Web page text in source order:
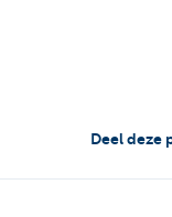
Deel deze